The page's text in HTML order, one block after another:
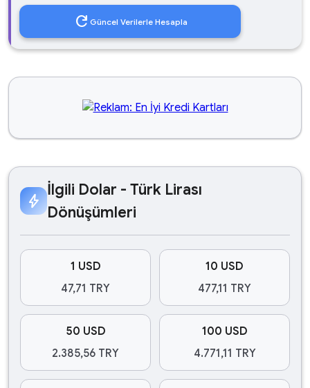
refresh Güncel Verilerle Hesapla
bolt
İlgili Dolar - Türk Lirası
Dönüşümleri
1 USD
47,71 TRY
10 USD
477,11 TRY
50 USD
2.385,56 TRY
100 USD
4.771,11 TRY